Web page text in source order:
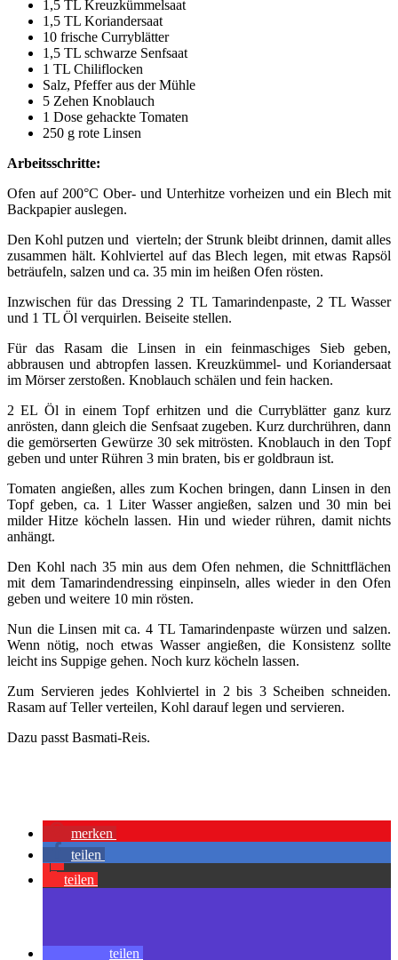
1,5 TL Kreuzkümmelsaat
1,5 TL Koriandersaat
10 frische Curryblätter
1,5 TL schwarze Senfsaat
1 TL Chiliflocken
Salz, Pfeffer aus der Mühle
5 Zehen Knoblauch
1 Dose gehackte Tomaten
250 g rote Linsen
Arbeitsschritte:
Ofen auf 200°C Ober- und Unterhitze vorheizen und ein Blech mit
Backpapier auslegen.
Den Kohl putzen und vierteln; der Strunk bleibt drinnen, damit alles
zusammen hält. Kohlviertel auf das Blech legen, mit etwas Rapsöl
beträufeln, salzen und ca. 35 min im heißen Ofen rösten.
Inzwischen für das Dressing 2 TL Tamarindenpaste, 2 TL Wasser
und 1 TL Öl verquirlen. Beiseite stellen.
Für das Rasam die Linsen in ein feinmaschiges Sieb geben,
abbrausen und abtropfen lassen. Kreuzkümmel- und Koriandersaat
im Mörser zerstoßen. Knoblauch schälen und fein hacken.
2 EL Öl in einem Topf erhitzen und die Curryblätter ganz kurz
anrösten, dann gleich die Senfsaat zugeben. Kurz durchrühren, dann
die gemörserten Gewürze 30 sek mitrösten. Knoblauch in den Topf
geben und unter Rühren 3 min braten, bis er goldbraun ist.
Tomaten angießen, alles zum Kochen bringen, dann Linsen in den
Topf geben, ca. 1 Liter Wasser angießen, salzen und 30 min bei
milder Hitze köcheln lassen. Hin und wieder rühren, damit nichts
anhängt.
Den Kohl nach 35 min aus dem Ofen nehmen, die Schnittflächen
mit dem Tamarindendressing einpinseln, alles wieder in den Ofen
geben und weitere 10 min rösten.
Nun die Linsen mit ca. 4 TL Tamarindenpaste würzen und salzen.
Wenn nötig, noch etwas Wasser angießen, die Konsistenz sollte
leicht ins Suppige gehen. Noch kurz köcheln lassen.
Zum Servieren jedes Kohlviertel in 2 bis 3 Scheiben schneiden.
Rasam auf Teller verteilen, Kohl darauf legen und servieren.
Dazu passt Basmati-Reis.
merken
teilen
teilen
teilen